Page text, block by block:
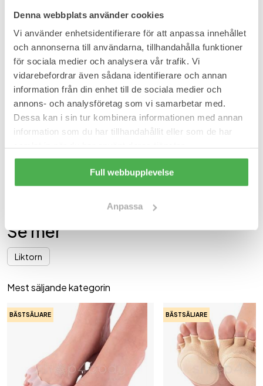
Denna webbplats använder cookies
Vi använder enhetsidentifierare för att anpassa innehållet
och annonserna till användarna, tillhandahålla funktioner
för sociala medier och analysera vår trafik. Vi
vidarebefordrar även sådana identifierare och annan
information från din enhet till de sociala medier och
annons- och analysföretag som vi samarbetar med.
Dessa kan i sin tur kombinera informationen med annan
information som du har tillhandahållit eller som de har
Full webbupplevelse
Anpassa
Fördelar
Minskar trycket på liktornen.
Lindrar smärta och obehag.
Kan användas under foten och på tårna.
Skyddar mot irriterande friktion från strumpor och skor.
Användning
Placera filtringen på en ren och torr fot eller tå, så liktornen är i
mitten av filtringen.
Se mer
Liktorn
Mest säljande kategorin
BÄSTSÄLJARE BÄSTSÄLJARE